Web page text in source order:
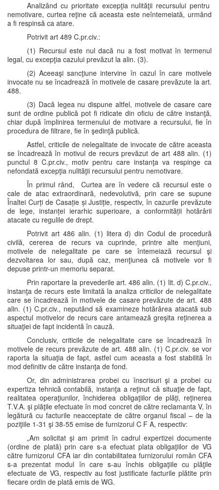
Analizând cu prioritate excepţia nulităţii recursului pentru
nemotivare, curtea reţine că aceasta este neîntemeiată, urmând
a fi respinsă ca atare.
Potrivit art 489 C.pr.civ.:
(1) Recursul este nul dacă nu a fost motivat în termenul
legal, cu excepţia cazului prevăzut la alin. (3).
(2) Aceeaşi sancţiune intervine în cazul în care motivele
invocate nu se încadrează în motivele de casare prevăzute la art.
488.
(3) Dacă legea nu dispune altfel, motivele de casare care
sunt de ordine publică pot fi ridicate din oficiu de către instanţă,
chiar după împlinirea termenului de motivare a recursului, fie în
procedura de filtrare, fie în şedinţă publică.
Astfel, criticile de nelegalitate de invocate de către aceasta
se încadrează în motivul de recurs prevăzut de art 488 alin. (1)
punctul 8 C.pr.civ., motiv pentru care instanţa va respinge ca
nefondată excepţia nulităţii recursului pentru nemotivare.
În primul rând, Curtea are în vedere că recursul este o
cale de atac extraordinară, nedevolutivă, prin care se supune
Înaltei Curți de Casație și Justiție, respectiv, în cazurile prevăzute
de lege, instanței ierarhic superioare, a conformității hotărârii
atacate cu regulile de drept.
Potrivit art 486 alin. (1) litera d) din Codul de procedură
civilă, cererea de recurs va cuprinde, printre alte menţiuni,
motivele de nelegalitate pe care se întemeiază recursul şi
dezvoltarea lor sau, după caz, menţiunea că motivele vor fi
depuse printr-un memoriu separat.
Prin raportare la prevederile art. 486 alin. (1) lit. d) C.pr.civ.,
instanţa de recurs este limitată la analiza criticilor de nelegalitate
care se încadrează în motivele de casare prevăzute de art. 488
alin. (1) C.pr.civ., neputând să examineze hotărârea atacată sub
aspectul motivelor de recurs care antamează greşita reţinerea a
situaţiei de fapt incidentă în cauză.
Conclusiv, criticile de nelegalitate care se încadrează în
motivele de recurs prevăzute de art. 488 alin. (1) C.pr.civ. se vor
raporta la situaţia de fapt, astfel cum aceasta a fost stabilită în
mod definitiv de către instanţa de fond.
Or, din administrarea probei cu înscrisuri şi a probei cu
expertiza tehnică contabilă, instanţa a reţinut că situaţie de fapt,
realitatea operaţiunilor, închiderea obligaţiilor de plăţi, reţinerea
T.V.A. şi plăţile efectuate în mod concret de către reclamanta V, în
legătură cu facturile neacceptate de către organul fiscal – de la
poziţiile 1-31 şi 38-55 emise de furnizorul C F A, respectiv:
„Am solicitat şi am primit în cadrul expertizei documente
(ordine de plată) prin care s-a efectuat plata obligaţiilor de VG
către furnizorul CFA iar din contabilitatea furnizorului român CFA
s-a prezentat modul în care s-au închis obligaţiile cu plăţile
efectuate de VG, respectiv au fost justificate facturile plătite prin
fiecare ordin de plată emis de WG.